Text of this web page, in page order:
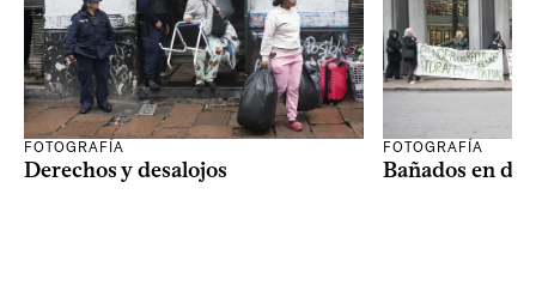
FOTOGRAFÍA
Derechos y desalojos
FOTOGRAFÍA
Bañados en